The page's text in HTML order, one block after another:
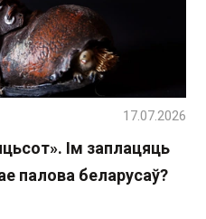
Ім заплацяць
палова беларусаў?
17.07.2026